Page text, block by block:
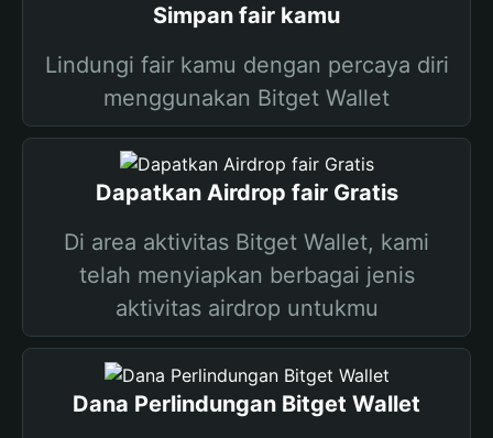
Simpan fair kamu
Lindungi fair kamu dengan percaya diri
menggunakan Bitget Wallet
Dapatkan Airdrop fair Gratis
Di area aktivitas Bitget Wallet, kami
telah menyiapkan berbagai jenis
aktivitas airdrop untukmu
Dana Perlindungan Bitget Wallet